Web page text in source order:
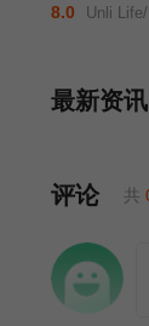
8.0 Unli Life/
最新资讯
评论 共